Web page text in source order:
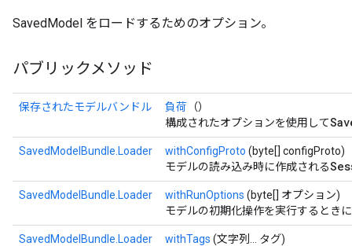
SavedModel をロードするためのオプション。
パブリックメソッド
保存されたモデルバンドル 負荷 （）
構成されたオプションを使用して
SavedModelBundle.Loader withConfigProto (byte[] configProto)
モデルの読み込み時に作成される
SavedModelBundle.Loader withRunOptions (byte[] オプション)
モデルの初期化操作を実行するとき
SavedModelBundle.Loader withTags (文字列... タグ)